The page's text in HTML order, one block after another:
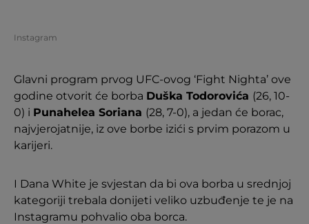
Instagram
Glavni program prvog UFC-ovog ‘Fight Nighta’ ove
godine otvorit će borba Duška Todorovića (26, 10-
0) i Punahelea Soriana (28, 7-0), a jedan će borac,
najvjerojatnije, iz ove borbe izići s prvim porazom u
karijeri.
I Dana White je svjestan da bi ova borba u srednjoj
kategoriji trebala donijeti veliko uzbuđenje te je na
Instagramu pohvalio oba borca.